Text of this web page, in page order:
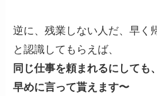
逆に、残業しない人だ、早く
と認識してもらえば、
同じ仕事を頼まれるにしても、
早めに言って貰えます〜